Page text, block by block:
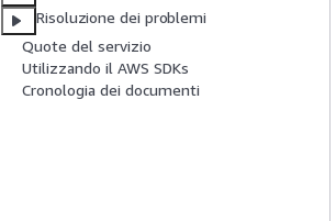
Risoluzione dei problemi
Quote del servizio
Utilizzando il AWS SDKs
Cronologia dei documenti